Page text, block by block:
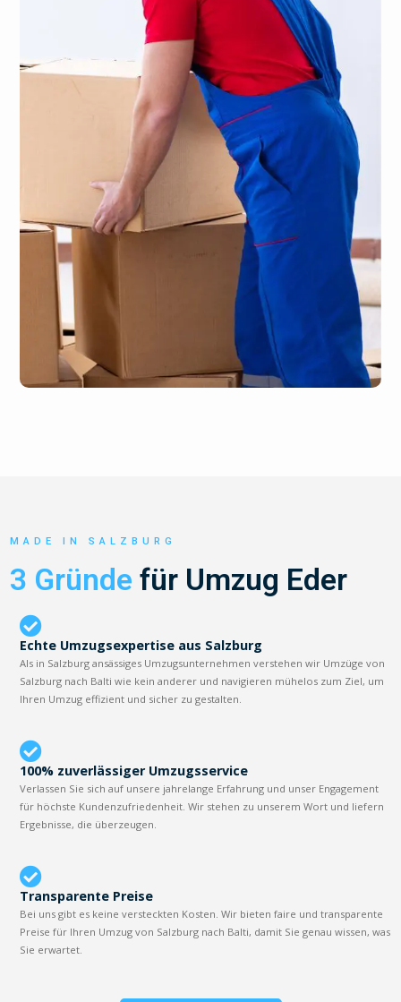
MADE IN SALZBURG
3 Gründe für Umzug Eder
Echte Umzugsexpertise aus Salzburg
Als in Salzburg ansässiges Umzugsunternehmen verstehen wir Umzüge von
Salzburg nach Balti wie kein anderer und navigieren mühelos zum Ziel, um
Ihren Umzug effizient und sicher zu gestalten.
100% zuverlässiger Umzugsservice
Verlassen Sie sich auf unsere jahrelange Erfahrung und unser Engagement
für höchste Kundenzufriedenheit. Wir stehen zu unserem Wort und liefern
Ergebnisse, die überzeugen.
Transparente Preise
Bei uns gibt es keine versteckten Kosten. Wir bieten faire und transparente
Preise für Ihren Umzug von Salzburg nach Balti, damit Sie genau wissen, was
Sie erwartet.